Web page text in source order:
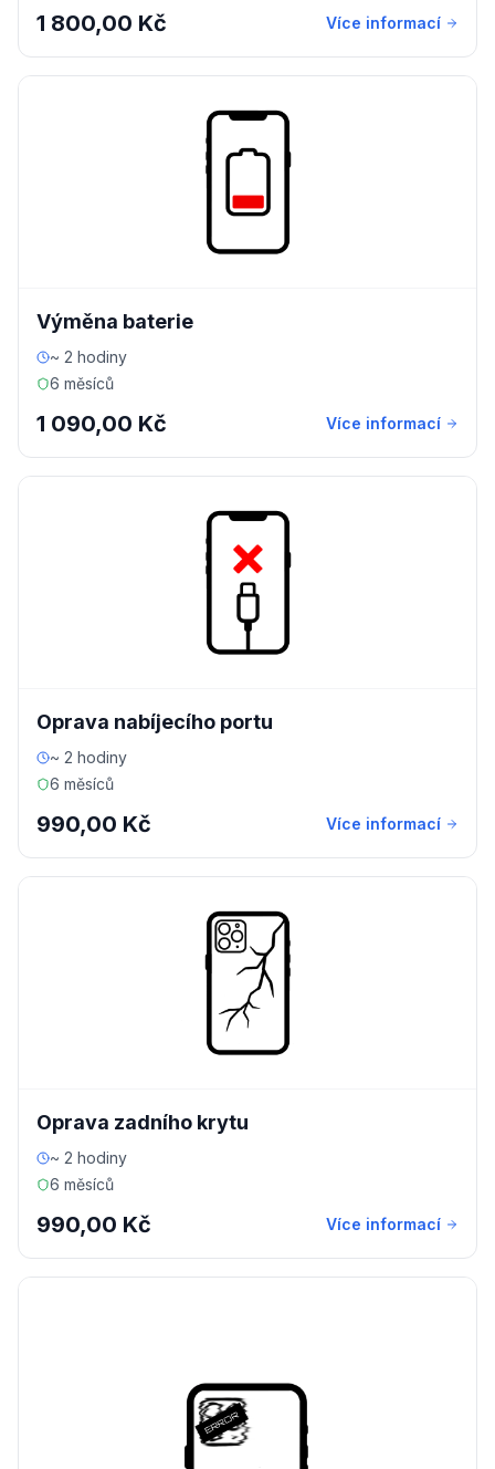
1 800,00 Kč Více informací
Výměna baterie
~ 2 hodiny
6 měsíců
1 090,00 Kč Více informací
Oprava nabíjecího portu
~ 2 hodiny
6 měsíců
990,00 Kč Více informací
Oprava zadního krytu
~ 2 hodiny
6 měsíců
990,00 Kč Více informací